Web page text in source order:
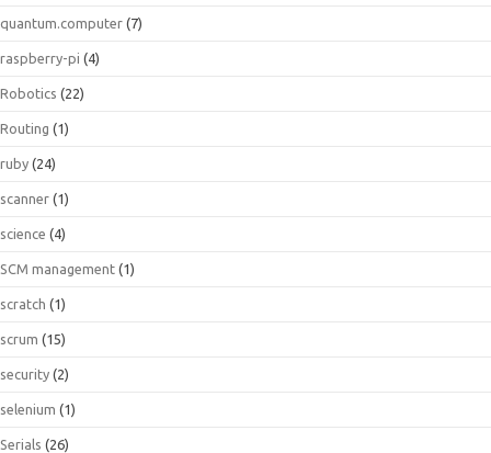
quantum.computer (7)
raspberry-pi (4)
Robotics (22)
Routing (1)
ruby (24)
scanner (1)
science (4)
SCM management (1)
scratch (1)
scrum (15)
security (2)
selenium (1)
Serials (26)